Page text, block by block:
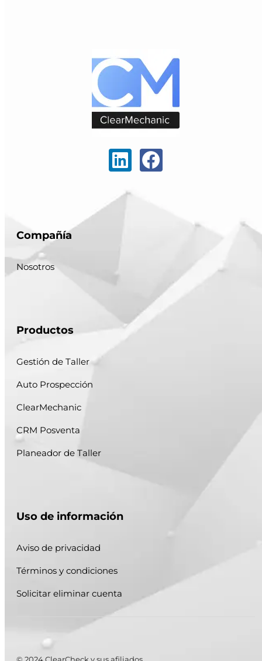
Compañía
Nosotros
Productos
Gestión de Taller
Auto Prospección
ClearMechanic
CRM Posventa
Planeador de Taller
Uso de información
Aviso de privacidad
Términos y condiciones
Solicitar eliminar cuenta